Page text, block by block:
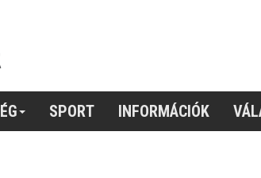
SPORT INFORMÁCIÓK